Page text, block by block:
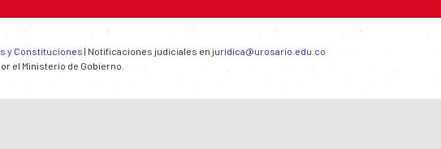
y Constituciones | Notificaciones judiciales en juridica@urosario.edu.co
el Ministerio de Gobierno.